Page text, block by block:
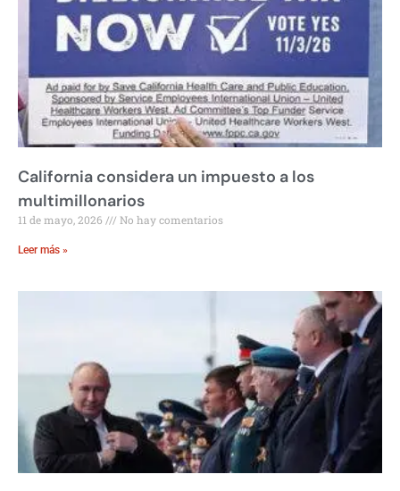
California considera un impuesto a los
multimillonarios
11 de mayo, 2026 No hay comentarios
Leer más »